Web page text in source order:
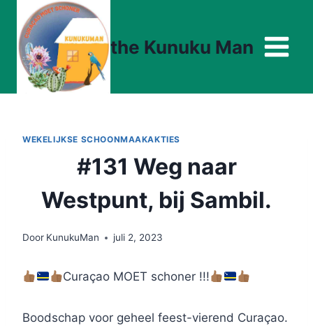
Doorgaan
naar
inhoud
the Kunuku Man
WEKELIJKSE SCHOONMAAKAKTIES
#131 Weg naar
Westpunt, bij Sambil.
Door KunukuMan juli 2, 2023
Curaçao MOET schoner !!!
Boodschap voor geheel feest-vierend Curaçao.